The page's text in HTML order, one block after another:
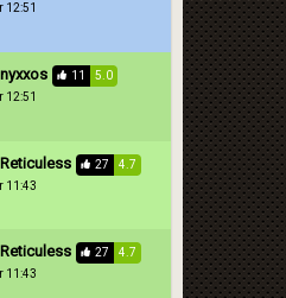
12:51
nyxxos 11
5.0
12:51
Reticuless 27
4.7
11:43
Reticuless 27
4.7
11:43